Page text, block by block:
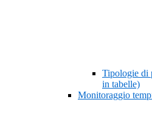
Tipologie di
in tabelle)
Monitoraggio